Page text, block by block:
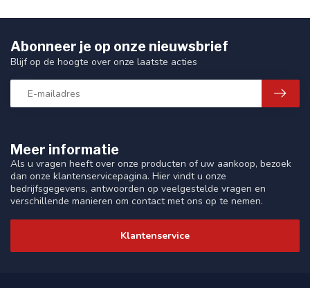
Meer informatie
Als u vragen heeft over onze producten of uw aankoop, bezoek
dan onze klantenservicepagina. Hier vindt u onze
bedrijfsgegevens, antwoorden op veelgestelde vragen en
verschillende manieren om contact met ons op te nemen.
Klantenservice
Abonneer je op onze nieuwsbrief
Blijf op de hoogte over onze laatste acties